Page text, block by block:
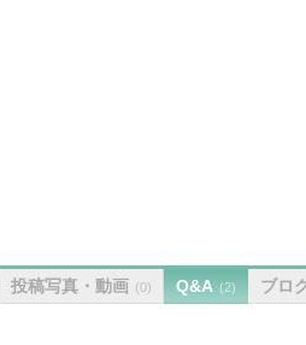
投稿写真・動画 (0) Q&A (2) ブロ